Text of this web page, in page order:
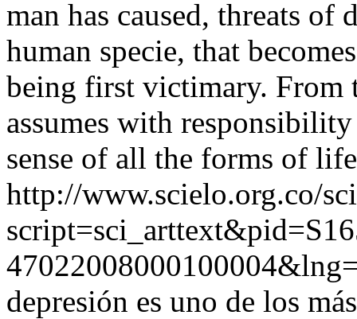
man has caused, threats of
human specie, that
being first victimary. From
assumes with
sense of all the forms of
http://www.scielo.org.co/
depresión es uno de los